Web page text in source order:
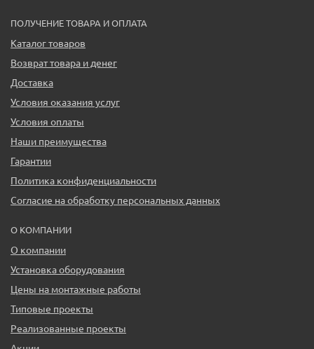
ПОЛУЧЕНИЕ ТОВАРА И ОПЛАТА
Каталог товаров
Возврат товара и денег
Доставка
Условия оказания услуг
Условия оплаты
Наши преимущества
Гарантии
Политика конфиденциальности
Согласие на обработку персональных данных
О КОМПАНИИ
О компании
Установка оборудования
Цены на монтажные работы
Типовые проекты
Реализованные проекты